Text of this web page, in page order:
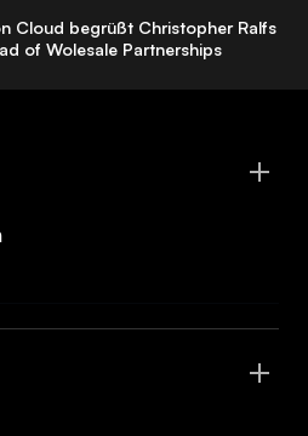
Cloud begrüßt Christopher Ralfs
of Wolesale Partnerships